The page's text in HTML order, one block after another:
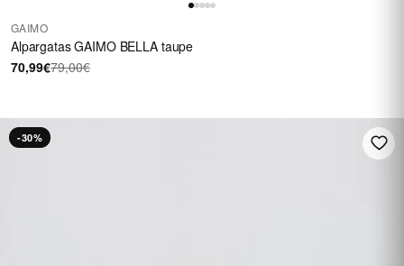
GAIMO
Alpargatas GAIMO BELLA taupe
70,99€79,00€
-30%